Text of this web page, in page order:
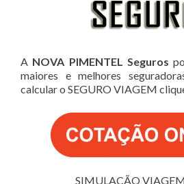
A NOVA PIMENTEL Seguros
maiores e melhores
calcular o SEGURO VIAGEM
SIMULAÇÃO